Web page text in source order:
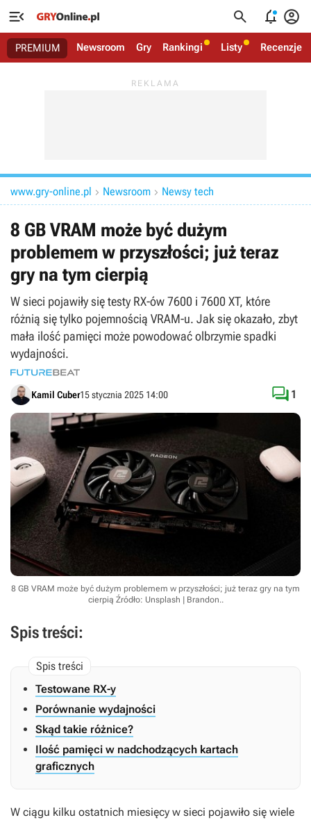
   
PREMIUM Newsroom Gry Rankingi Listy Recenzje
www.gry-online.pl  Newsroom  Newsy tech
8 GB VRAM może być dużym
problemem w przyszłości; już teraz
gry na tym cierpią
W sieci pojawiły się testy RX-ów 7600 i 7600 XT, które
różnią się tylko pojemnością VRAM-u. Jak się okazało, zbyt
mała ilość pamięci może powodować olbrzymie spadki
wydajności.
Kamil Cuber15 stycznia 2025 14:00  1
8 GB VRAM może być dużym problemem w przyszłości; już teraz gry na tym
cierpią Źródło: Unsplash | Brandon..
Spis treści:
Testowane RX-y
Porównanie wydajności
Skąd takie różnice?
Ilość pamięci w nadchodzących kartach
graficznych
W ciągu kilku ostatnich miesięcy w sieci pojawiło się wiele